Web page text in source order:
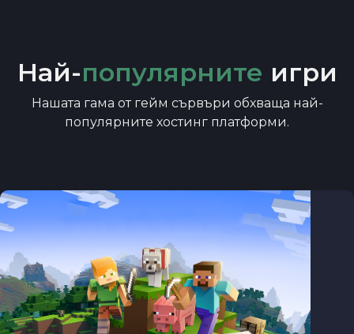
Най-популярните игри
Нашата гама от гейм сървъри обхваща най-
популярните хостинг платформи.